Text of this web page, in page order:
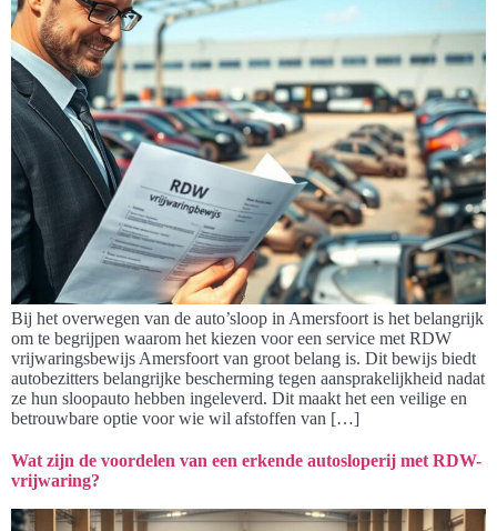
Bij het overwegen van de auto’sloop in Amersfoort is het belangrijk
om te begrijpen waarom het kiezen voor een service met RDW
vrijwaringsbewijs Amersfoort van groot belang is. Dit bewijs biedt
autobezitters belangrijke bescherming tegen aansprakelijkheid nadat
ze hun sloopauto hebben ingeleverd. Dit maakt het een veilige en
betrouwbare optie voor wie wil afstoffen van […]
Wat zijn de voordelen van een erkende autosloperij met RDW-
vrijwaring?